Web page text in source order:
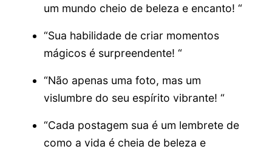
um mundo cheio de beleza e encanto! “
“Sua habilidade de criar momentos
mágicos é surpreendente! “
“Não apenas uma foto, mas um
vislumbre do seu espírito vibrante! “
“Cada postagem sua é um lembrete de
como a vida é cheia de beleza e